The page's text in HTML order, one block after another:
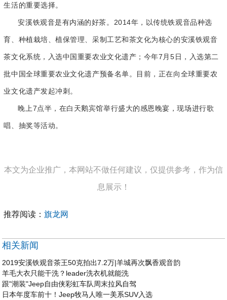
生活的重要选择。
安溪铁观音是有内涵的好茶。2014年，以传统铁观音品种选
育、种植栽培、植保管理、采制工艺和茶文化为核心的安溪铁观音
茶文化系统，入选中国重要农业文化遗产；今年7月5日，入选第二
批中国全球重要农业文化遗产预备名单。目前，正在向全球重要农
业文化遗产发起冲刺。
晚上7点半，在白天鹅宾馆举行盛大的感恩晚宴，现场进行歌
唱、抽奖等活动。
本文为企业推广，本网站不做任何建议，仅提供参考，作为信
息展示！
推荐阅读：旗龙网
相关新闻
2019安溪铁观音茶王50克拍出7.2万|羊城再次飘香观音韵
羊毛大衣只能干洗？leader洗衣机就能洗
跟"潮装"Jeep自由侠彩虹车队周末拉风自驾
日本年度车前十！Jeep牧马人唯一美系SUV入选